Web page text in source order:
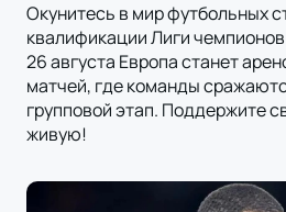
Окунитесь в мир футбольных
квалификации Лиги
26 августа Европа станет
матчей, где команды
групповой этап. Поддержите
живую!